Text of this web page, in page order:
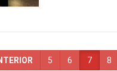
5 6 7 8